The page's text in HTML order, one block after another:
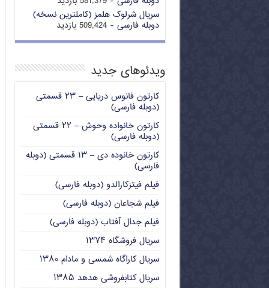
سریال شرلوک هلمز (کاملترین نسخه)
دوبله فارسی - 509,424 بازدید
ویدئوهای جدید
کارتون فانوس دریایی – ۲۳ قسمتی
(دوبله فارسی)
کارتون خانواده وحوش – ۲۲ قسمتی
(دوبله فارسی)
کارتون خانوده دی – ۱۳ قسمتی (دوبله
فارسی)
فیلم فیتزکارالدو (دوبله فارسی)
فیلم شجاعان (دوبله فارسی)
فیلم جدال آفتاب (دوبله فارسی)
سریال فروشگاه ۱۳۷۴
سریال کاراگاه شمسی و مادام ۱۳۸۰
سریال کتابفروشی هدهد ۱۳۸۵